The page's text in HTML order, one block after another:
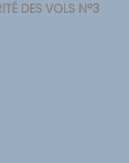
DES VOLS N°3